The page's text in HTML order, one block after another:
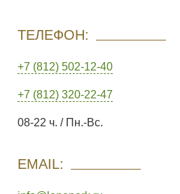
ТЕЛЕФОН:
+7 (812) 502-12-40
+7 (812) 320-22-47
08-22 ч. / Пн.-Вс.
EMAIL: